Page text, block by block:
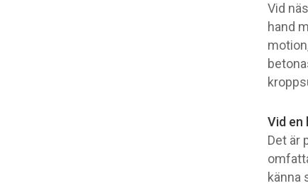
Vid
hand
Vid en
Det är
känna